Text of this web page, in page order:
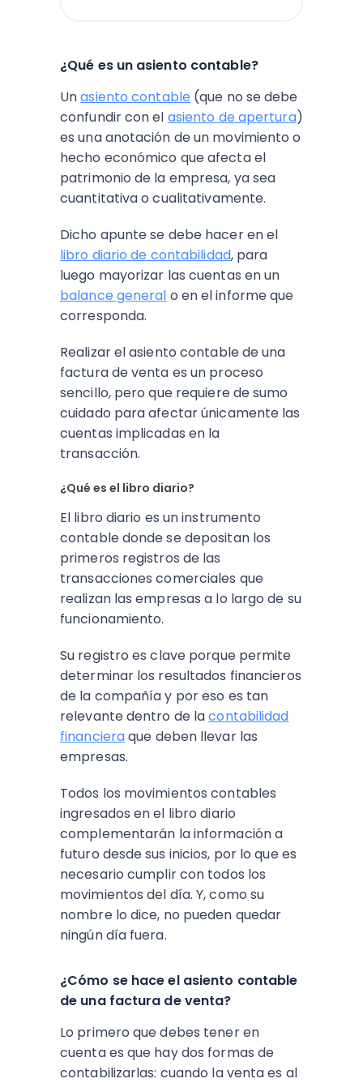
¿Qué es un asiento contable?
Unasiento contable (que no se debe
confundir con el asiento de apertura)
es una anotación de un movimiento o
hecho económico que afecta el
patrimonio de la empresa, ya sea
cuantitativa o cualitativamente.
Dicho apunte se debe hacer en el
libro diario de contabilidad, para
luego mayorizar las cuentas en un
balance general o en el informe que
corresponda.
Realizar el asiento contable de una
factura de venta es un proceso
sencillo, pero que requiere de sumo
cuidado para afectar únicamente las
cuentas implicadas en la
transacción.
¿Qué‌ ‌es‌ ‌el‌ ‌libro‌ ‌diario?
El libro diario es un instrumento
contable donde se depositan los
primeros registros de las
transacciones comerciales que
realizan las empresas a lo largo de su
funcionamiento.
Su registro es clave porque permite
determinar los resultados financieros
de la compañía y por eso es tan
relevante dentro de lacontabilidad
financieraque deben llevar las
empresas.
Todos los movimientos contables
ingresados en el libro diario
complementarán la información a
futuro desde sus inicios, por lo que es
necesario cumplir con todos los
movimientos del día. Y, como su
nombre lo dice, no pueden quedar
ningún día fuera.
¿Cómo se hace el asiento contable
de una factura de venta?
Lo primero que debes tener en
cuenta es que hay dos formas de
contabilizarlas: cuando la venta es al